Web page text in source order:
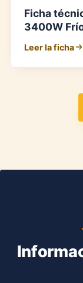
Ficha
3400W
Leer la ficha